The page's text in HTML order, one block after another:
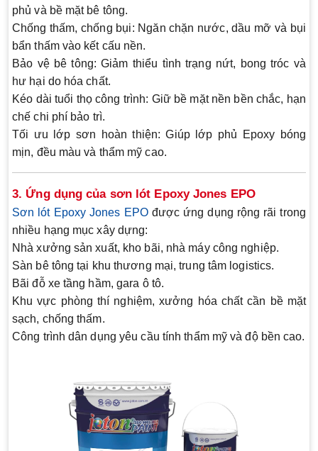
phủ và bề mặt bê tông.
Chống thấm, chống bụi: Ngăn chặn nước, dầu mỡ và bụi
bẩn thấm vào kết cấu nền.
Bảo vệ bê tông: Giảm thiểu tình trạng nứt, bong tróc và
hư hại do hóa chất.
Kéo dài tuổi thọ công trình: Giữ bề mặt nền bền chắc, hạn
chế chi phí bảo trì.
Tối ưu lớp sơn hoàn thiện: Giúp lớp phủ Epoxy bóng
mịn, đều màu và thẩm mỹ cao.
3. Ứng dụng của sơn lót Epoxy Jones EPO
Sơn lót Epoxy Jones EPOđược ứng dụng rộng rãi trong
nhiều hạng mục xây dựng:
Nhà xưởng sản xuất, kho bãi, nhà máy công nghiệp.
Sàn bê tông tại khu thương mại, trung tâm logistics.
Bãi đỗ xe tầng hầm, gara ô tô.
Khu vực phòng thí nghiệm, xưởng hóa chất cần bề mặt
sạch, chống thấm.
Công trình dân dụng yêu cầu tính thẩm mỹ và độ bền cao.